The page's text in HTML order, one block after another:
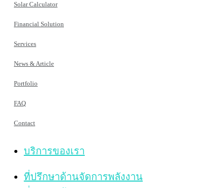
Solar Calculator
Financial Solution
Services
News & Article
Portfolio
FAQ
Contact
บริการของเรา
ที่ปรึกษาด้านจัดการพลังงาน